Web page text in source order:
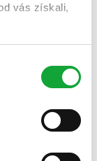
vás získali,